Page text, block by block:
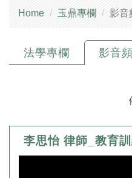
Home 玉鼎專欄 影音
法學專欄 影音